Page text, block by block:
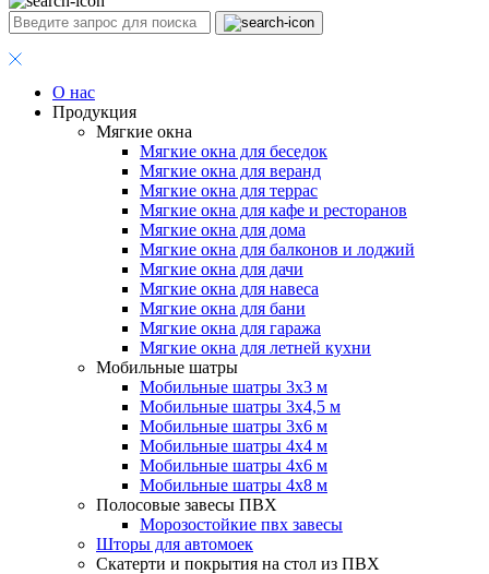
О нас
Продукция
Мягкие окна
Мягкие окна для беседок
Мягкие окна для веранд
Мягкие окна для террас
Мягкие окна для кафе и ресторанов
Мягкие окна для дома
Мягкие окна для балконов и лоджий
Мягкие окна для дачи
Мягкие окна для навеса
Мягкие окна для бани
Мягкие окна для гаража
Мягкие окна для летней кухни
Мобильные шатры
Мобильные шатры 3х3 м
Мобильные шатры 3х4,5 м
Мобильные шатры 3х6 м
Мобильные шатры 4х4 м
Мобильные шатры 4х6 м
Мобильные шатры 4х8 м
Полосовые завесы ПВХ
Морозостойкие пвх завесы
Шторы для автомоек
Скатерти и покрытия на стол из ПВХ